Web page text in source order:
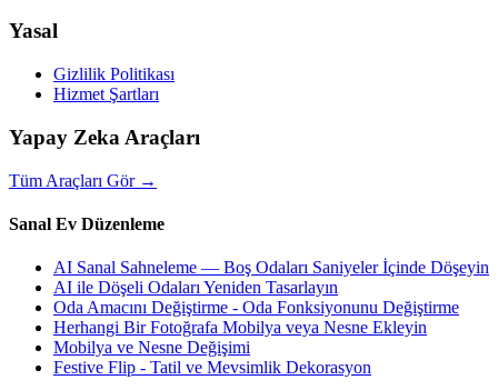
Yasal
Gizlilik Politikası
Hizmet Şartları
Yapay Zeka Araçları
Tüm Araçları Gör→
Sanal Ev Düzenleme
AI Sanal Sahneleme — Boş Odaları Saniyeler İçinde Döşeyin
AI ile Döşeli Odaları Yeniden Tasarlayın
Oda Amacını Değiştirme - Oda Fonksiyonunu Değiştirme
Herhangi Bir Fotoğrafa Mobilya veya Nesne Ekleyin
Mobilya ve Nesne Değişimi
Festive Flip - Tatil ve Mevsimlik Dekorasyon